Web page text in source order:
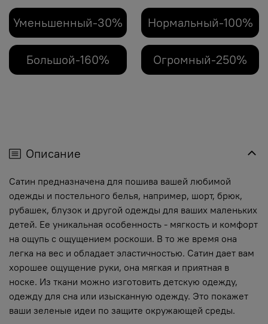
Уменьшенный-30% Нормальный-100%
Большой-160% Огромный-250%
Описание
Сатин предназначена для пошива вашей любимой
одежды и постельного белья, например, шорт, брюк,
рубашек, блузок и другой одежды для ваших маленьких
детей. Ее уникальная особенность - мягкость и комфорт
на ощупь с ощущением роскоши. В то же время она
легка на вес и обладает эластичностью. Сатин дает вам
хорошее ощущение руки, она мягкая и приятная в
носке. Из ткани можно изготовить детскую одежду,
одежду для сна или изысканную одежду. Это покажет
ваши зеленые идеи по защите окружающей среды.